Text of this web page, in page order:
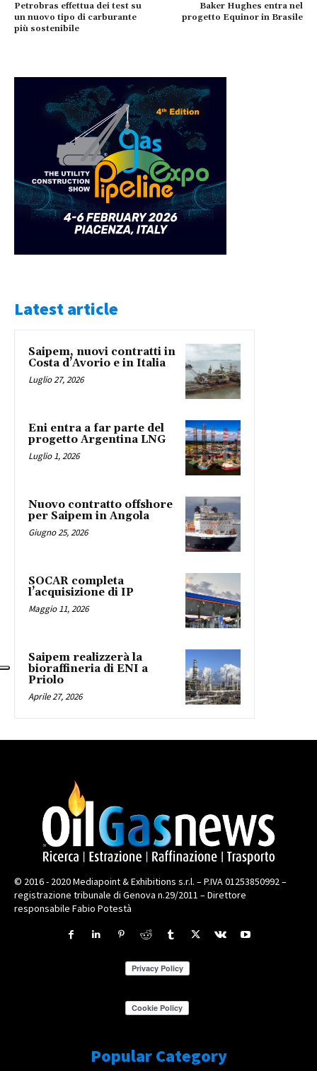
Petrobras effettua dei test su
un nuovo tipo di carburante
più sostenibile
Baker Hughes entra nel
progetto Equinor in Brasile
Latest article
Saipem, nuovi contratti in
Costa d’Avorio e in Italia
Luglio 27, 2026
Eni entra a far parte del
progetto Argentina LNG
Luglio 1, 2026
Nuovo contratto offshore
per Saipem in Angola
Giugno 25, 2026
SOCAR completa
l’acquisizione di IP
Maggio 11, 2026
Saipem realizzerà la
bioraffineria di ENI a
Priolo
Aprile 27, 2026
© 2016 - 2020 Mediapoint & Exhibitions s.r.l. – P.IVA 01253850992 –
registrazione tribunale di Genova n.29/2011 – Direttore
responsabile Fabio Potestà
Popular Category